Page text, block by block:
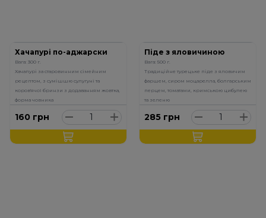
Хачапурі по-аджарски
Вага: 300 г.
Хачапурі за старовинним сімейним
рецептом, з сумішшю сулугуні та
коров'ячої бринзи з додаванням жовтка,
форма човника
160 грн
Піде з яловичиною
Вага: 500 г.
Традиційне турецьке піде з яловичим
фаршем, сиром моцарелла, болгарським
перцем, томатами, кримською цибулею
та зеленю
285 грн